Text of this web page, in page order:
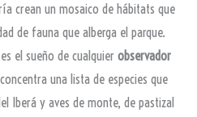
crean un mosaico de hábitats que
de fauna que alberga el parque.
el sueño de cualquier observador
una lista de especies que
Iberá y aves de monte, de pastizal